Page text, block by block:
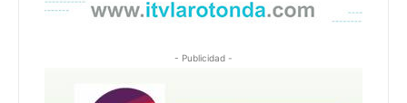
- Publicidad -